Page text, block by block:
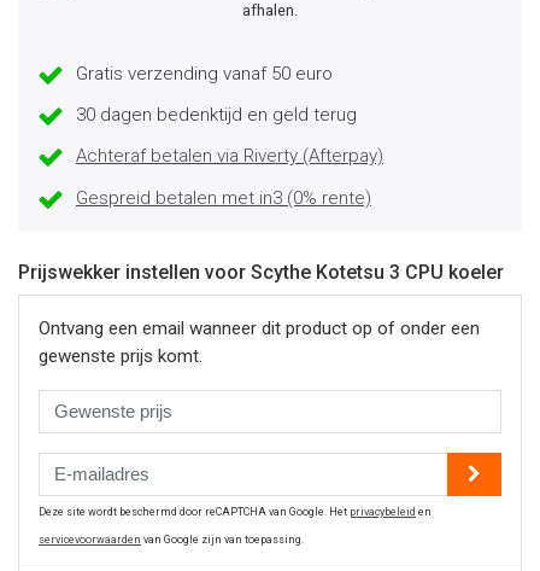
afhalen.
Gratis verzending vanaf 50 euro
30 dagen bedenktijd en geld terug
Achteraf betalen via Riverty (Afterpay)
Gespreid betalen met in3 (0% rente)
Prijswekker instellen voor Scythe Kotetsu 3 CPU koeler
Ontvang een email wanneer dit product op of onder een
gewenste prijs komt.
Deze site wordt beschermd door reCAPTCHA van Google. Het privacybeleid en
servicevoorwaarden van Google zijn van toepassing.